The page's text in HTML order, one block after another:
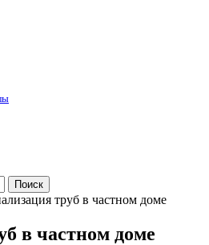
Поиск
труб в частном доме
в частном доме